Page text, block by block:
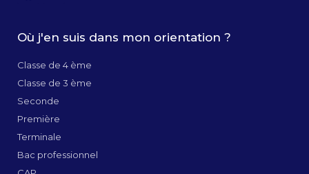
Où j'en suis dans mon orientation ?
Classe de 4 ème
Classe de 3 ème
Seconde
Première
Terminale
Bac professionnel